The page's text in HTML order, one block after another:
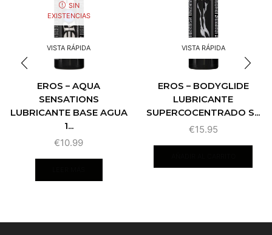
SIN
EXISTENCIAS
VISTA RÁPIDA
EROS – AQUA
SENSATIONS
LUBRICANTE BASE AGUA
1...
€10.99
VISTA RÁPIDA
EROS – BODYGLIDE
LUBRICANTE
SUPERCOCENTRADO S...
€15.95